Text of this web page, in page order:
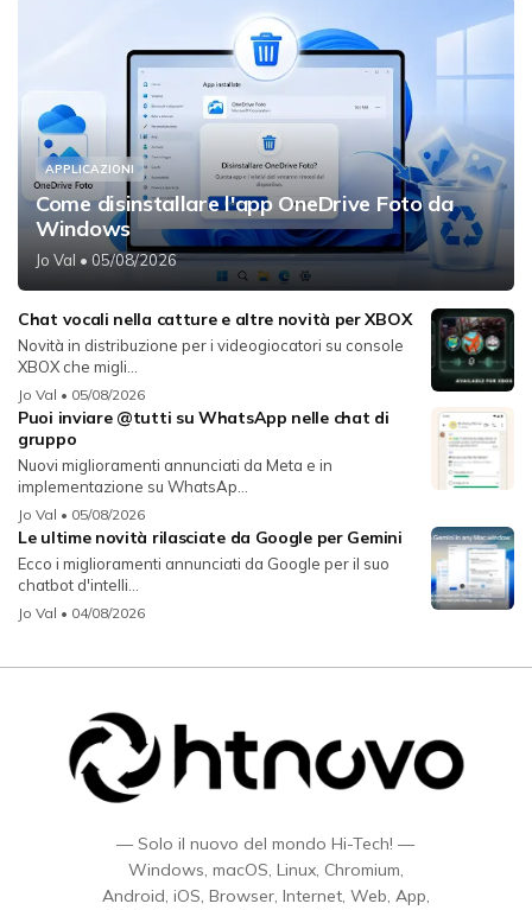
APPLICAZIONI
Come disinstallare l'app OneDrive Foto da
Windows
Jo Val • 05/08/2026
Chat vocali nella catture e altre novità per XBOX
Novità in distribuzione per i videogiocatori su console
XBOX che migli...
Jo Val • 05/08/2026
Puoi inviare @tutti su WhatsApp nelle chat di
gruppo
Nuovi miglioramenti annunciati da Meta e in
implementazione su WhatsAp...
Jo Val • 05/08/2026
Le ultime novità rilasciate da Google per Gemini
Ecco i miglioramenti annunciati da Google per il suo
chatbot d'intelli...
Jo Val • 04/08/2026
— Solo il nuovo del mondo Hi-Tech! —
Windows, macOS, Linux, Chromium,
Android, iOS, Browser, Internet, Web, App,